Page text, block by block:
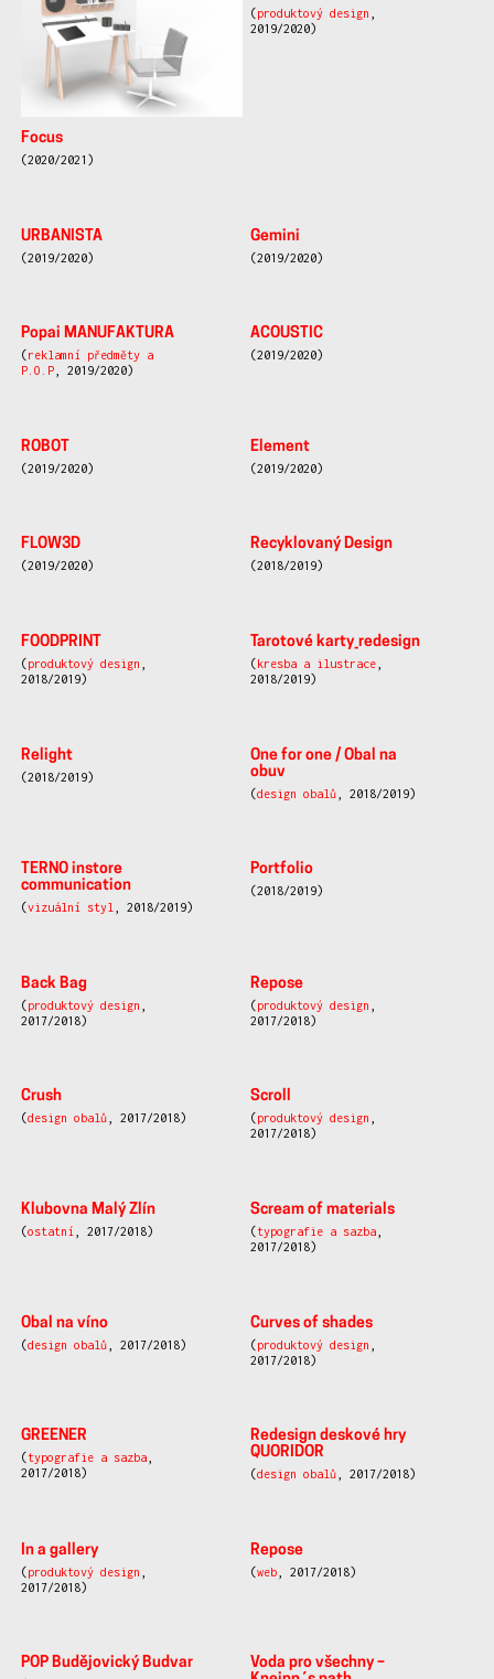
Focus
(2020/2021)
(produktový design
2019/2020)
URBANISTA
(2019/2020)
Gemini
(2019/2020)
Popai MANUFAKTURA
(reklamní předměty a
P.O.P, 2019/2020)
ACOUSTIC
(2019/2020)
ROBOT
(2019/2020)
Element
(2019/2020)
FLOW3D
(2019/2020)
Recyklovaný Design
(2018/2019)
FOODPRINT
(produktový design
2018/2019)
Tarotové karty_redesign
(kresba a ilustrace
2018/2019)
Relight
(2018/2019)
One for one / Obal na
obuv
(design obalů , 2018/2019)
TERNO instore
communication
(vizuální styl , 2018/2019)
Portfolio
(2018/2019)
Back Bag
(produktový design
2017/2018)
Repose
(produktový design
2017/2018)
Crush
(design obalů, 2017/2018)
Scroll
( produktový design
2017/2018)
Klubovna Malý Zlín
(ostatní , 2017/2018)
Scream of materials
(typografie a sazba
2017/2018)
Obal na víno
(design obalů, 2017/2018)
Curves of shades
(produktový design
2017/2018)
GREENER
(typografie a sazba,
2017/2018)
Redesign deskové hry
QUORIDOR
(design obalů , 2017/2018)
In a gallery
(produktový design
2017/2018)
Repose
(web , 2017/2018)
POP Budějovický Budvar
Voda pro všechny –